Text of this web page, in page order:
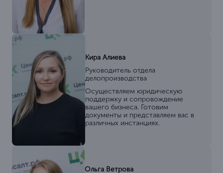
Кира Алиева
Руководитель отдела
делопроизводства
Осуществляем юридическую
поддержку и сопровождение
вашего бизнеса. Готовим
документы и представляем вас в
различных инстанциях.
Ольга Ветрова